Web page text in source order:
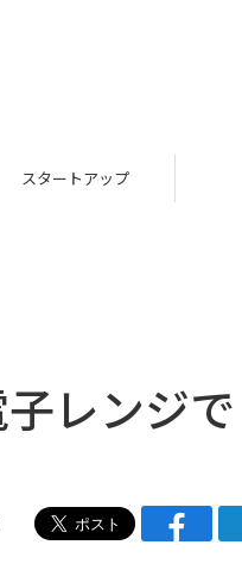
スタートアップ
レンジ